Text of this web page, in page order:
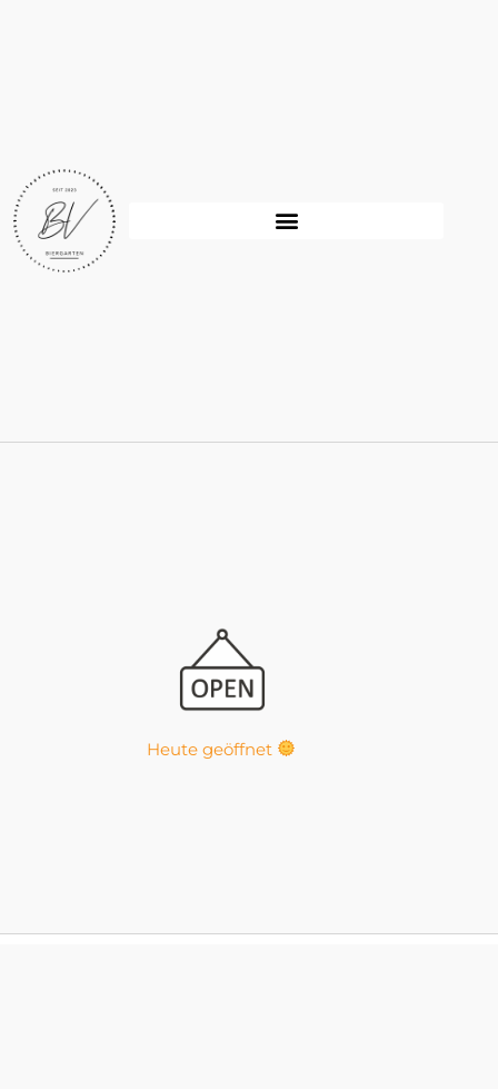
Heute geöffnet